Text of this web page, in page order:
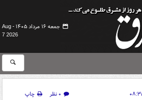
جمعه ۱۶ مرداد ۱۴۰۵ -
Aug
7 2026
۰ نظر
چاپ